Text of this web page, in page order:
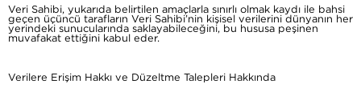
Veri Sahibi, yukarıda belirtilen amaçlarla sınırlı olmak kaydı ile bahsi
geçen üçüncü tarafların Veri Sahibi’nin kişisel verilerini dünyanın her
yerindeki sunucularında saklayabileceğini, bu hususa peşinen
muvafakat ettiğini kabul eder.
Verilere Erişim Hakkı ve Düzeltme Talepleri Hakkında